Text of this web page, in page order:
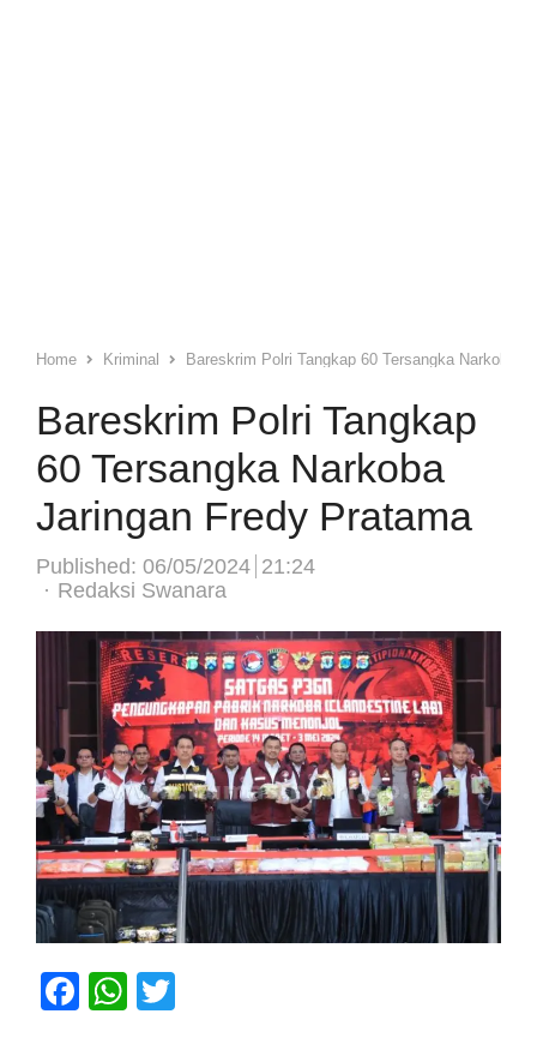
Home Kriminal Bareskrim Polri Tangkap 60 Tersangka Narkoba
Bareskrim Polri Tangkap
60 Tersangka Narkoba
Jaringan Fredy Pratama
Published: 06/05/2024 21:24
Author
Redaksi Swanara
Facebook
WhatsApp
Twitter